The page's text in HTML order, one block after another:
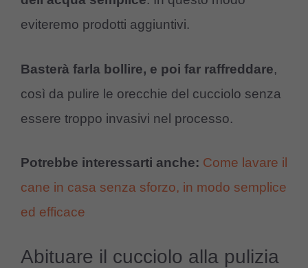
eviteremo prodotti aggiuntivi.
Basterà farla bollire, e poi far raffreddare,
così da pulire le orecchie del cucciolo senza
essere troppo invasivi nel processo.
Potrebbe interessarti anche: Come lavare il
cane in casa senza sforzo, in modo semplice
ed efficace
Abituare il cucciolo alla pulizia